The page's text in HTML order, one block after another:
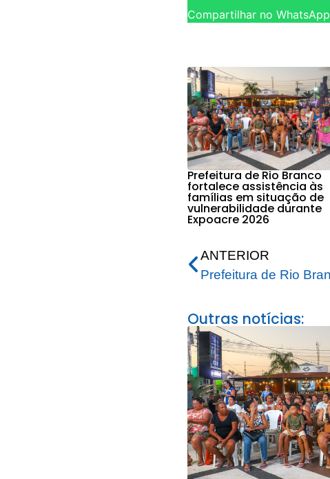
Compartilhar no WhatsApp
Prefeitura de Rio Branco
fortalece assistência às
famílias em situação de
vulnerabilidade durante
Expoacre 2026
ANTERIOR
Outras notícias: